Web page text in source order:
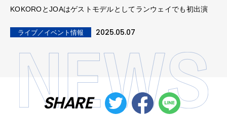
KOKOROとJOAはゲストモデルとしてランウェイでも初出演
ライブ／イベント情報 2025.05.07
SHARE